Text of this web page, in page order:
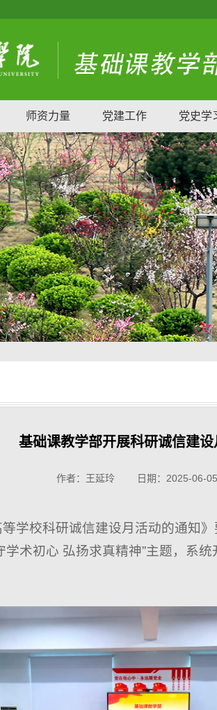
师资力量 党建工作 党史学
基础课教学部开展科研诚信建设
作者：王延玲 日期：2025-06-05
学校科研诚信建设月活动的通知
术初心 弘扬求真精神”主题，系